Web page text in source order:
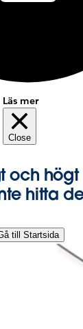
Läs mer
Close
och högt
hitta
till Startsida